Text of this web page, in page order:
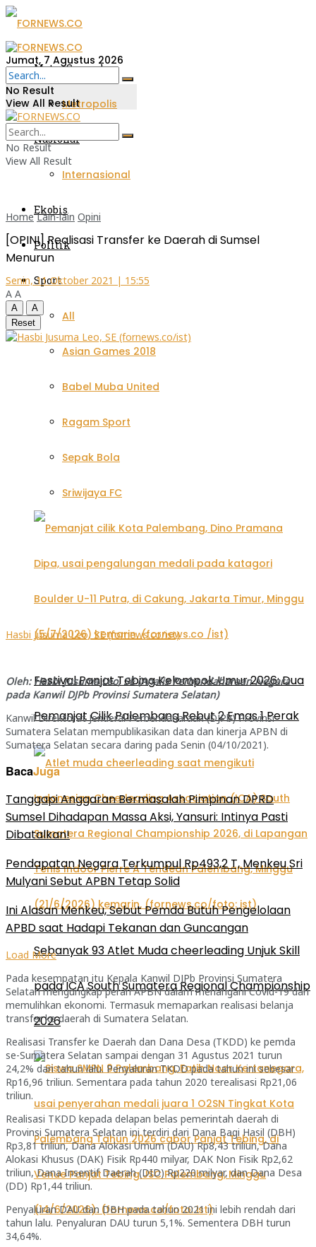
Metro Sumsel
Metropolis
Nasional
Internasional
Ekobis
Politik
Sport
All
Asian Games 2018
Babel Muba United
Ragam Sport
Sepak Bola
Sriwijaya FC
Festival Panjat Tebing Kelompok Umur 2026: Dua
Pemanjat Cilik Palembang Rebut 2 Emas 1 Perak
Sebanyak 93 Atlet Muda cheerleading Unjuk Skill
pada ICA South Sumatera Regional Championship
2026
Jumat, 7 Agustus 2026
No Result
View All Result
No Result
View All Result
Home Lain-lain Opini
[OPINI] Realisasi Transfer ke Daerah di Sumsel
Menurun
Senin, 11 Oktober 2021 | 15:55
A A
A
A
Reset
Hasbi Jusuma Leo, SE (fornews.co/ist)
Oleh: Hasbi Jusuma Leo, SE (Analis Perbendaharaan Negara
pada Kanwil DJPb Provinsi Sumatera Selatan)
Kanwil Direktorat Jenderal Perbendaharaan (DJPb) Provinsi
Sumatera Selatan mempublikasikan data dan kinerja APBN di
Sumatera Selatan secara daring pada Senin (04/10/2021).
BacaJuga
Tanggapi Anggaran Bermasalah Pimpinan DPRD
Sumsel Dihadapan Massa Aksi, Yansuri: Intinya Pasti
Dibatalkan!
Pendapatan Negara Terkumpul Rp493,2 T, Menkeu Sri
Mulyani Sebut APBN Tetap Solid
Ini Alasan Menkeu, Sebut Pemda Butuh Pengelolaan
APBD saat Hadapi Tekanan dan Guncangan
Load More
Pada kesempatan itu Kepala Kanwil DJPb Provinsi Sumatera
Selatan mengungkap peran APBN dalam menangani Covid-19 dan
memulihkan ekonomi. Termasuk memaparkan realisasi belanja
transfer ke daerah di Sumatera Selatan.
Realisasi Transfer ke Daerah dan Dana Desa (TKDD) ke pemda
se-Sumatera Selatan sampai dengan 31 Agustus 2021 turun
24,2% dari tahun lalu. Penyaluran TKDD pada tahun ini sebesar
Rp16,96 triliun. Sementara pada tahun 2020 terealisasi Rp21,06
triliun.
Realisasi TKDD kepada delapan belas pemerintah daerah di
Provinsi Sumatera Selatan ini terdiri dari Dana Bagi Hasil (DBH)
Rp3,81 triliun, Dana Alokasi Umum (DAU) Rp8,43 triliun, Dana
Alokasi Khusus (DAK) Fisik Rp440 milyar, DAK Non Fisik Rp2,62
triliun, Dana Insentif Daerah (DID) Rp220 milyar, dan Dana Desa
(DD) Rp1,44 triliun.
Penyaluran DAU dan DBH pada tahun 2021 ini lebih rendah dari
tahun lalu. Penyaluran DAU turun 5,1%. Sementera DBH turun
34,64%.